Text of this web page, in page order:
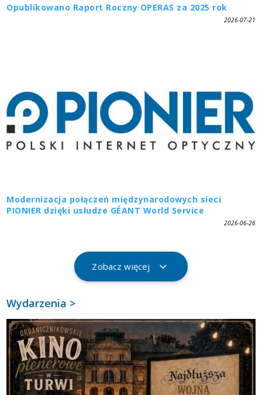
Opublikowano Raport Roczny OPERAS za 2025 rok
2026-07-21
Modernizacja połączeń międzynarodowych sieci
PIONIER dzięki usłudze GÉANT World Service
2026-06-26
Zobacz więcej
Wydarzenia >